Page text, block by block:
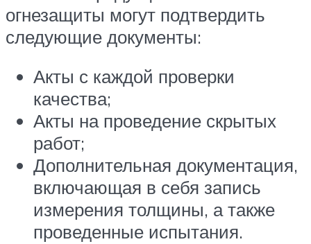
огнезащиты могут подтвердить
следующие документы:
Акты с каждой проверки
качества;
Акты на проведение скрытых
работ;
Дополнительная документация,
включающая в себя запись
измерения толщины, а также
проведенные испытания.